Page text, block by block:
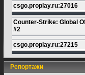
csgo.proplay.ru:27016
Counter-Strike: Global
#2
csgo.proplay.ru:27215
Репортажи